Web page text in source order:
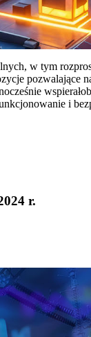
w tym
pozwalające
i
r.